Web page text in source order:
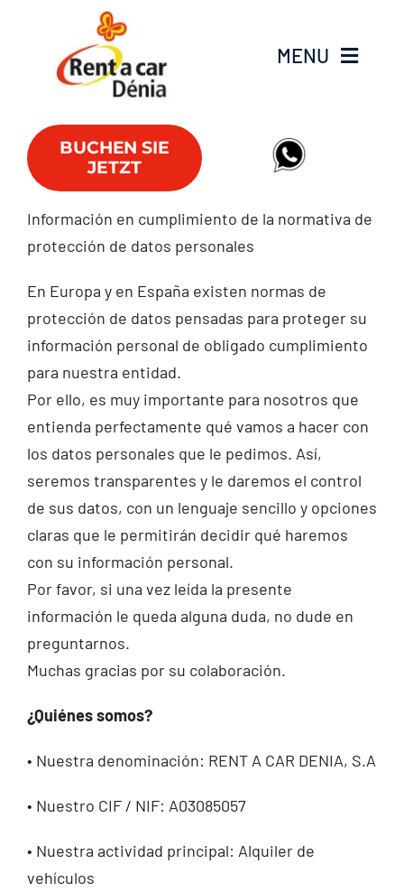
MENU
Fahrzeugflotte
Lieferwagen
Büros
FAQs
Club RAC
Contakt
BUCHEN SIE
JETZT
Información en cumplimiento de la normativa de
protección de datos personales
En Europa y en España existen normas de
protección de datos pensadas para proteger su
información personal de obligado cumplimiento
para nuestra entidad.
Por ello, es muy importante para nosotros que
entienda perfectamente qué vamos a hacer con
los datos personales que le pedimos. Así,
seremos transparentes y le daremos el control
de sus datos, con un lenguaje sencillo y opciones
claras que le permitirán decidir qué haremos
con su información personal.
Por favor, si una vez leída la presente
información le queda alguna duda, no dude en
preguntarnos.
Muchas gracias por su colaboración.
¿Quiénes somos?
• Nuestra denominación: RENT A CAR DENIA, S.A
• Nuestro CIF / NIF: A03085057
• Nuestra actividad principal: Alquiler de
vehículos